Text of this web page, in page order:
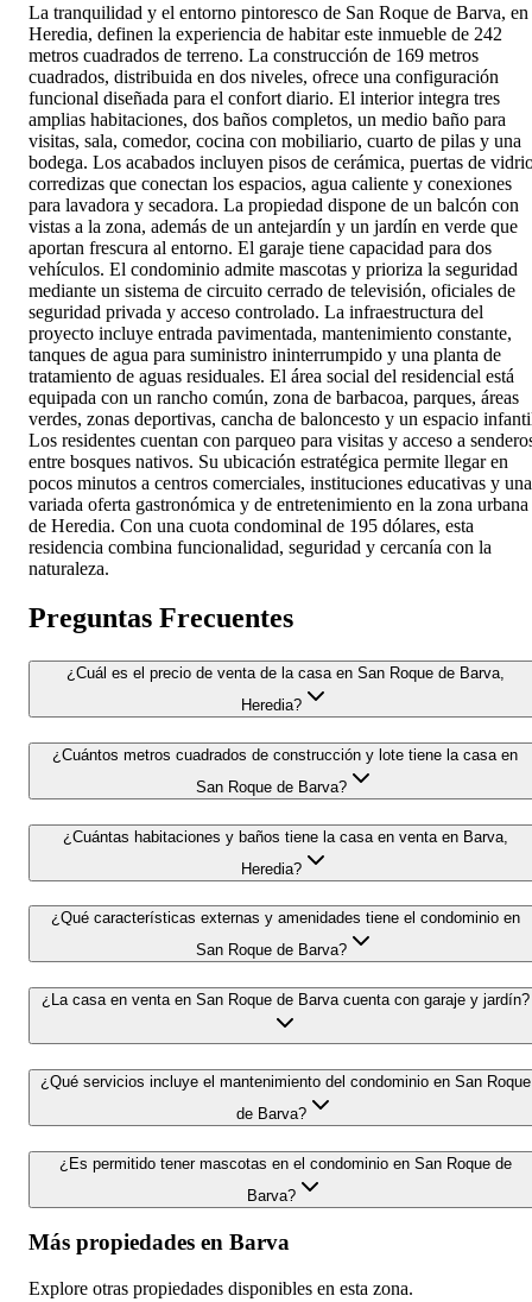
La tranquilidad y el entorno pintoresco de San Roque de Barva, en
Heredia, definen la experiencia de habitar este inmueble de 242
metros cuadrados de terreno. La construcción de 169 metros
cuadrados, distribuida en dos niveles, ofrece una configuración
funcional diseñada para el confort diario. El interior integra tres
amplias habitaciones, dos baños completos, un medio baño para
visitas, sala, comedor, cocina con mobiliario, cuarto de pilas y una
bodega. Los acabados incluyen pisos de cerámica, puertas de
corredizas que conectan los espacios, agua caliente y conexiones
para lavadora y secadora. La propiedad dispone de un balcón con
vistas a la zona, además de un antejardín y un jardín en verde que
aportan frescura al entorno. El garaje tiene capacidad para dos
vehículos. El condominio admite mascotas y prioriza la seguridad
mediante un sistema de circuito cerrado de televisión, oficiales de
seguridad privada y acceso controlado. La infraestructura del
proyecto incluye entrada pavimentada, mantenimiento constante,
tanques de agua para suministro ininterrumpido y una planta de
tratamiento de aguas residuales. El área social del residencial está
equipada con un rancho común, zona de barbacoa, parques, áreas
verdes, zonas deportivas, cancha de baloncesto y un espacio
Los residentes cuentan con parqueo para visitas y acceso a
entre bosques nativos. Su ubicación estratégica permite llegar en
pocos minutos a centros comerciales, instituciones educativas y una
variada oferta gastronómica y de entretenimiento en la zona urbana
de Heredia. Con una cuota condominal de 195 dólares, esta
residencia combina funcionalidad, seguridad y cercanía con la
naturaleza.
Preguntas Frecuentes
¿Cuál es el precio de venta de la casa en San Roque de Barva,
Heredia?
¿Cuántos metros cuadrados de construcción y lote tiene la casa en
San Roque de Barva?
¿Cuántas habitaciones y baños tiene la casa en venta en Barva,
Heredia?
¿Qué características externas y amenidades tiene el condominio en
San Roque de Barva?
¿La casa en venta en San Roque de Barva cuenta con garaje y jardín?
¿Qué servicios incluye el mantenimiento del condominio en San Roque
de Barva?
¿Es permitido tener mascotas en el condominio en San Roque de
Barva?
Más propiedades en Barva
Explore otras propiedades disponibles en esta zona.